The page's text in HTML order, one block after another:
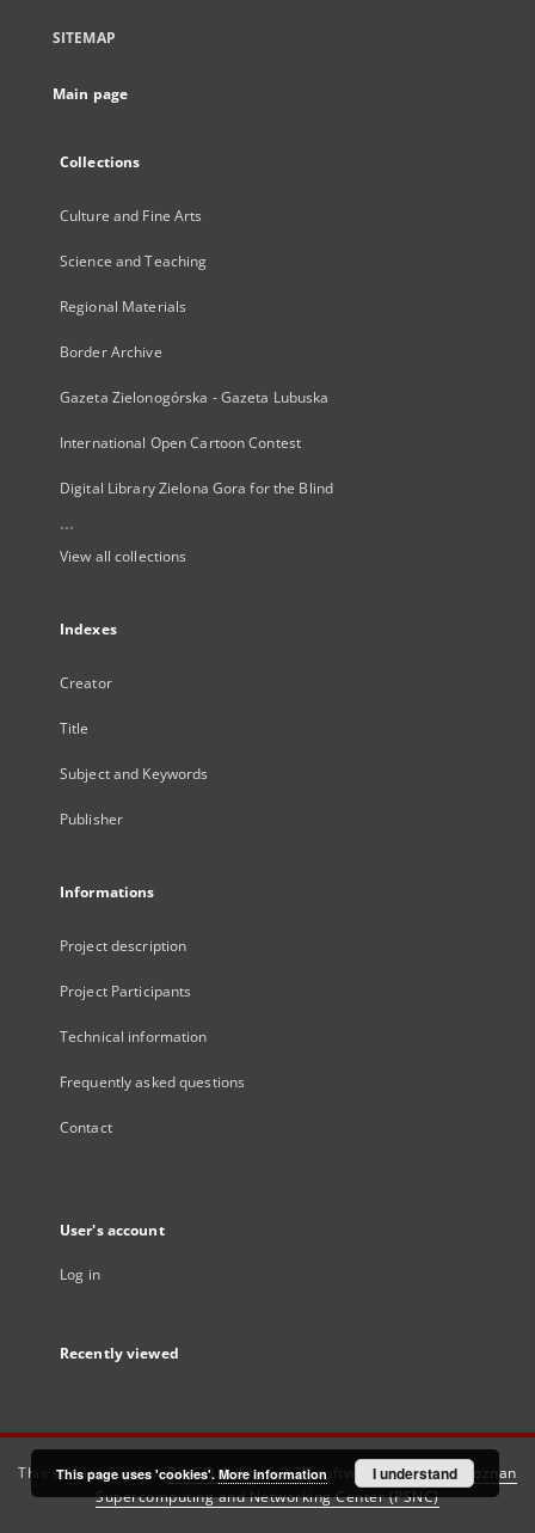
SITEMAP
Main page
Collections
Culture and Fine Arts
Science and Teaching
Regional Materials
Border Archive
Gazeta Zielonogórska - Gazeta Lubuska
International Open Cartoon Contest
Digital Library Zielona Gora for the Blind
...
View all collections
Indexes
Creator
Title
Subject and Keywords
Publisher
Informations
Project description
Project Participants
Technical information
Frequently asked questions
Contact
User's account
Log in
Recently viewed
This service runs onDInGO dLibra 6.3.21software created by
Poznan
Supercomputing and Networking Center (PSNC)
This page uses 'cookies'. More information I understand